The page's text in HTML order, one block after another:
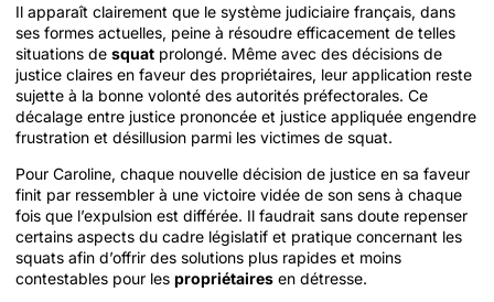
Il apparaît clairement que le système judiciaire français, dans
ses formes actuelles, peine à résoudre efficacement de telles
situations de squat prolongé. Même avec des décisions de
justice claires en faveur des propriétaires, leur application reste
sujette à la bonne volonté des autorités préfectorales. Ce
décalage entre justice prononcée et justice appliquée engendre
frustration et désillusion parmi les victimes de squat.
Pour Caroline, chaque nouvelle décision de justice en sa faveur
finit par ressembler à une victoire vidée de son sens à chaque
fois que l’expulsion est différée. Il faudrait sans doute repenser
certains aspects du cadre législatif et pratique concernant les
squats afin d’offrir des solutions plus rapides et moins
contestables pour les propriétaires en détresse.